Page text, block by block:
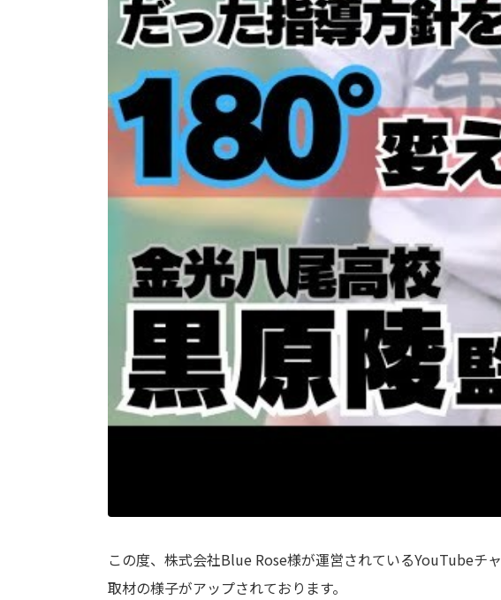
この度、株式会社Blue Rose様が運営されているYouTubeチ
取材の様子がアップされております。